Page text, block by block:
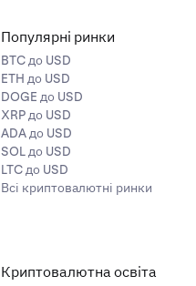
Популярні ринки
BTC до USD
ETH до USD
DOGE до USD
XRP до USD
ADA до USD
SOL до USD
LTC до USD
Всі криптовалютні ринки
Криптовалютна освіта